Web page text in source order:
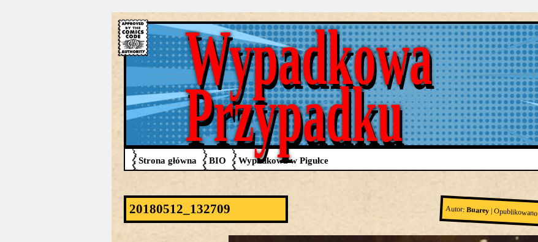
Wypadkowa
Przypadku
Strona główna BIO Wypadkowa w Pigułce
20180512_132709 Autor:Buarey | Opublikowano